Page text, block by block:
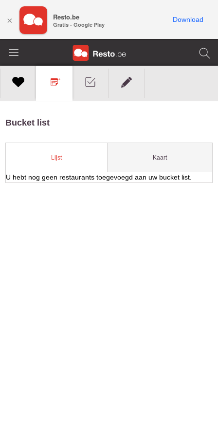
Bucket list
Lijst Kaart
U hebt nog geen restaurants toegevoegd aan uw bucket list.
× Resto.be
Gratis - Google Play
Download